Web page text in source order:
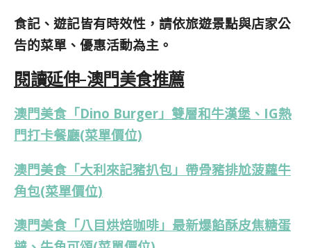
食記、遊記皆有時效性，請依旅遊景點與店家公
告的菜單、優惠活動為主。
閱讀延伸-澳門美食推薦
澳門美食「Dino Burger」雙層和牛漢堡、IG熱
門打卡餐廳(菜單價位)
澳門美食「大利來記豬扒包」帶骨豬排尬菠蘿牛
角包(菜單價位)
澳門美食「八目烘焙咖啡」最新爆餡酥皮焦糖蛋